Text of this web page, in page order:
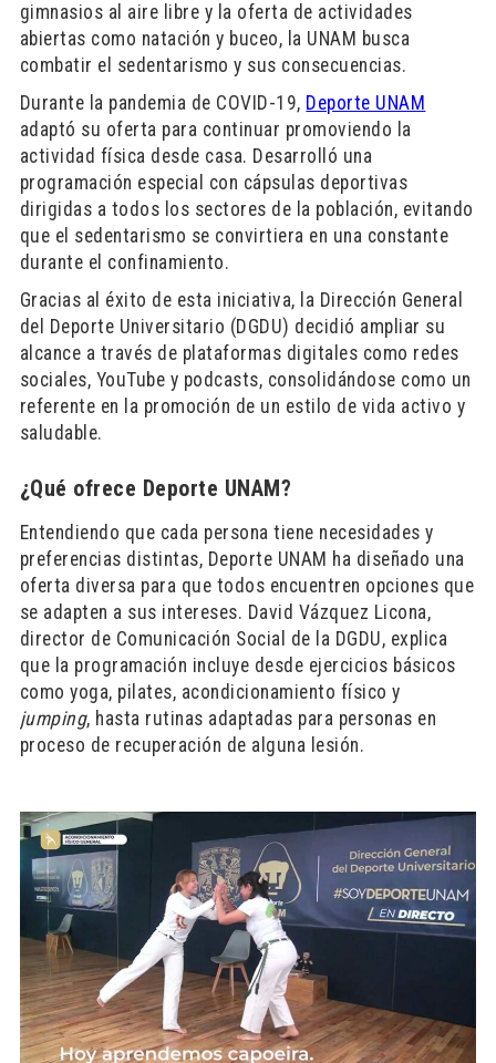
gimnasios al aire libre y la oferta de actividades
abiertas como natación y buceo, la UNAM busca
combatir el sedentarismo y sus consecuencias.
Durante la pandemia de COVID-19, Deporte UNAM
adaptó su oferta para continuar promoviendo la
actividad física desde casa. Desarrolló una
programación especial con cápsulas deportivas
dirigidas a todos los sectores de la población, evitando
que el sedentarismo se convirtiera en una constante
durante el confinamiento.
Gracias al éxito de esta iniciativa, la Dirección General
del Deporte Universitario (DGDU) decidió ampliar su
alcance a través de plataformas digitales como redes
sociales, YouTube y podcasts, consolidándose como un
referente en la promoción de un estilo de vida activo y
saludable.
¿Qué ofrece Deporte UNAM?
Entendiendo que cada persona tiene necesidades y
preferencias distintas, Deporte UNAM ha diseñado una
oferta diversa para que todos encuentren opciones que
se adapten a sus intereses. David Vázquez Licona,
director de Comunicación Social de la DGDU, explica
que la programación incluye desde ejercicios básicos
como yoga, pilates, acondicionamiento físico y
jumping, hasta rutinas adaptadas para personas en
proceso de recuperación de alguna lesión.